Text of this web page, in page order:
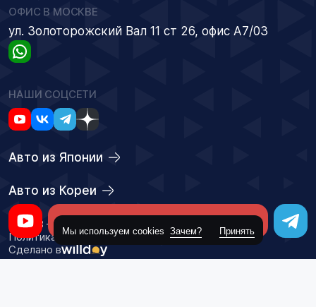
ОФИС В МОСКВЕ
ул. Золоторожский Вал 11 ст 26, офис А7/03
НАШИ СОЦСЕТИ
Авто из Японии
Авто из Кореи
© 2018 – 2026 ООО "Приоритет Групп"
Политика конфиденциальности
Сделано в
Мы используем cookies Зачем? Принять